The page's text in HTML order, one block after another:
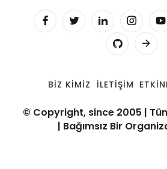
BIZ KIMIZ İLETIŞIM
© Copyright, since 2005 | Tüm
| Bağımsız Bir